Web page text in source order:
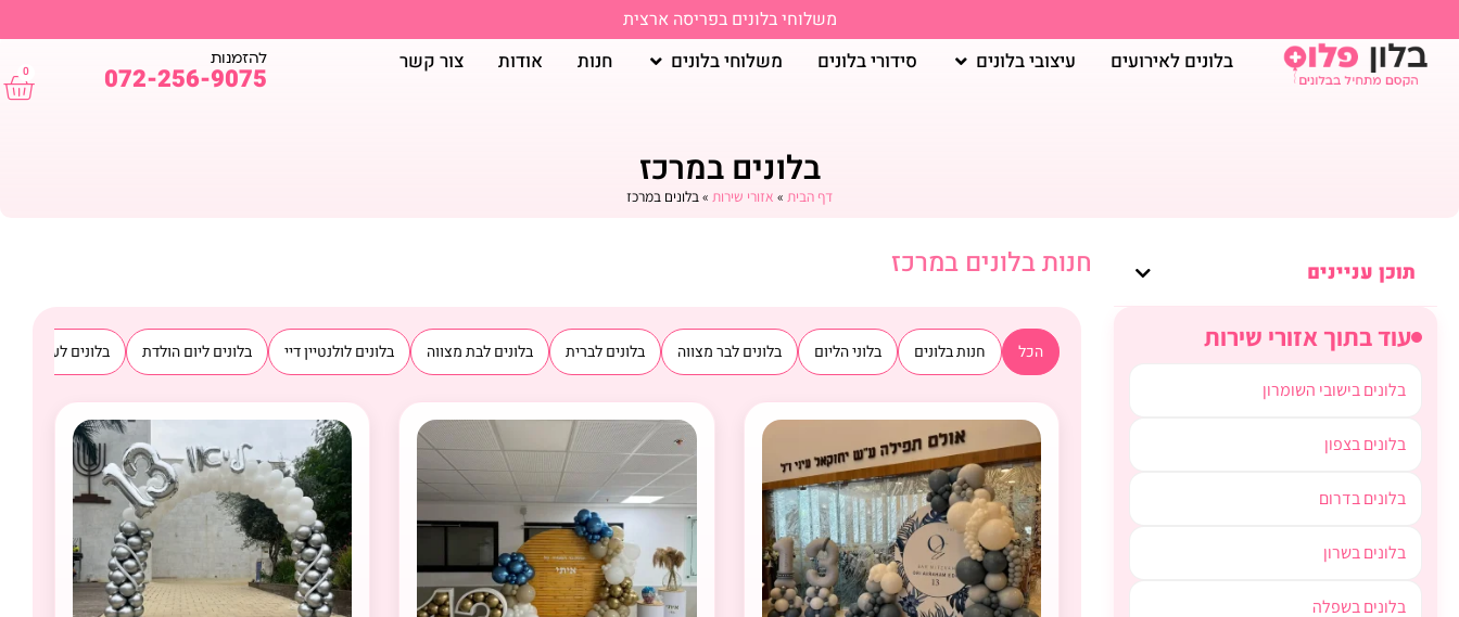
משלוחי בלונים בפריסה ארצית
בלונים לאירועים עיצובי בלונים סידורי בלונים משלוחי בלונים חנות אודות צור קשר 0
להזמנות
072-256-9075
בלונים במרכז
דף הבית » אזורי שירות »בלונים במרכז
תוכן עניינים
עוד בתוך אזורי שירות
בלונים בישובי השומרון
בלונים בצפון
בלונים בדרום
בלונים בשרון
בלונים בשפלה
חנות בלונים במרכז
הכל חנות בלונים בלוני הליום בלונים לבר מצווה בלונים לברית בלונים לבת מצווה בלונים לולנטיין דיי בלונים ליום הולדת בלונים לעסקים